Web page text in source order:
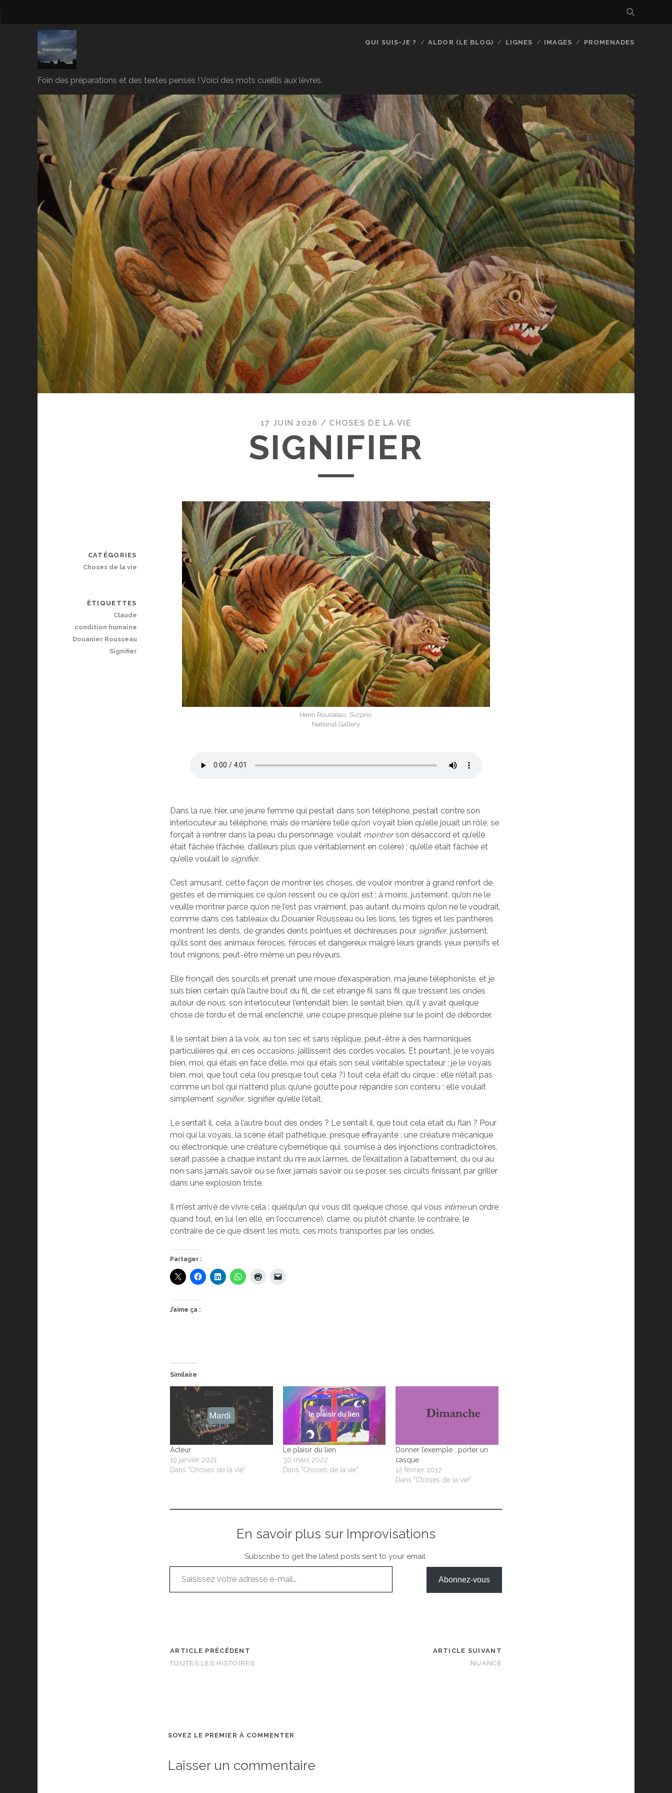
Foin des préparations et des textes pensés ! Voici des mots cueillis aux lèvres.
QUI SUIS-JE ? ALDOR (LE BLOG) LIGNES IMAGES PROMENADES
17 JUIN 2026 / CHOSES DE LA VIE
SIGNIFIER
Henri Rousseau, Surpris,
National Gallery
Dans la rue, hier, une jeune femme qui pestait dans son téléphone, pestait contre son
interlocuteur au téléphone, mais de manière telle qu’on voyait bien qu’elle jouait un rôle, se
forçait à rentrer dans la peau du personnage, voulait montrerson désaccord et qu’elle
était fâchée (fâchée, d’ailleurs plus que véritablement en colère) ; qu’elle était fâchée et
qu’elle voulait le signifier.
C’est amusant, cette façon de montrer les choses, de vouloir montrer à grand renfort de
gestes et de mimiques ce qu’on ressent ou ce qu’on est ; à moins, justement, qu’on ne le
veuille montrer parce qu’on ne l’est pas vraiment, pas autant du moins qu’on ne le voudrait,
comme dans ces tableaux du Douanier Rousseau où les lions, les tigres et les panthères
montrent les dents, de grandes dents pointues et déchireuses pour signifier, justement,
qu’ils sont des animaux féroces, féroces et dangereux malgré leurs grands yeux pensifs et
tout mignons, peut-être même un peu rêveurs.
Elle fronçait des sourcils et prenait une moue d’exaspération, ma jeune téléphoniste, et je
suis bien certain qu’à l’autre bout du fil, de cet étrange fil sans fil que tressent les ondes
autour de nous, son interlocuteur l’entendait bien, le sentait bien, qu’il y avait quelque
chose de tordu et de mal enclenché, une coupe presque pleine sur le point de déborder.
Il le sentait bien à la voix, au ton sec et sans réplique, peut-être à des harmoniques
particulières qui, en ces occasions, jaillissent des cordes vocales. Et pourtant, je le voyais
bien, moi, qui étais en face d’elle, moi qui étais son seul véritable spectateur ; je le voyais
bien, moi, que tout cela (ou presque tout cela ?) tout cela était du cirque : elle n’était pas
comme un bol qui n’attend plus qu’une goutte pour répandre son contenu ; elle voulait
simplement signifier, signifier qu’elle l’était.
Le sentait il, cela, à l’autre bout des ondes ? Le sentait il, que tout cela était du flan ? Pour
moi qui la voyais, la scène était pathétique, presque effrayante : une créature mécanique
ou électronique, une créature cybernétique qui, soumise à des injonctions contradictoires,
serait passée à chaque instant du rire aux larmes, de l’exaltation à l’abattement, du oui au
non sans jamais savoir où se fixer, jamais savoir où se poser, ses circuits finissant par griller
dans une explosion triste.
Il m’est arrivé de vivre cela : quelqu’un qui vous dit quelque chose, qui vous intimeun ordre
quand tout, en lui (en elle, en l’occurrence), clame, ou plutôt chante, le contraire, le
contraire de ce que disent les mots, ces mots transportés par les ondes.
Partager :
J’aime ça :
Similaire
Acteur
19 janvier 2021
Dans "Choses de la vie"
Le plaisir du lien
30 mars 2022
Dans "Choses de la vie"
Donner l’exemple : porter un
casque
12 février 2017
Dans "Choses de la vie"
En savoir plus sur Improvisations
Subscribe to get the latest posts sent to your email.
Saisissez votre adresse e-mail…
Abonnez-vous
ARTICLE PRÉCÉDENT
TOUTES LES HISTOIRES
ARTICLE SUIVANT
NUANCE
CATÉGORIES
Choses de la vie
ÉTIQUETTES
Claude
condition humaine
Douanier Rousseau
Signifier
SOYEZ LE PREMIER À COMMENTER
Laisser un commentaire